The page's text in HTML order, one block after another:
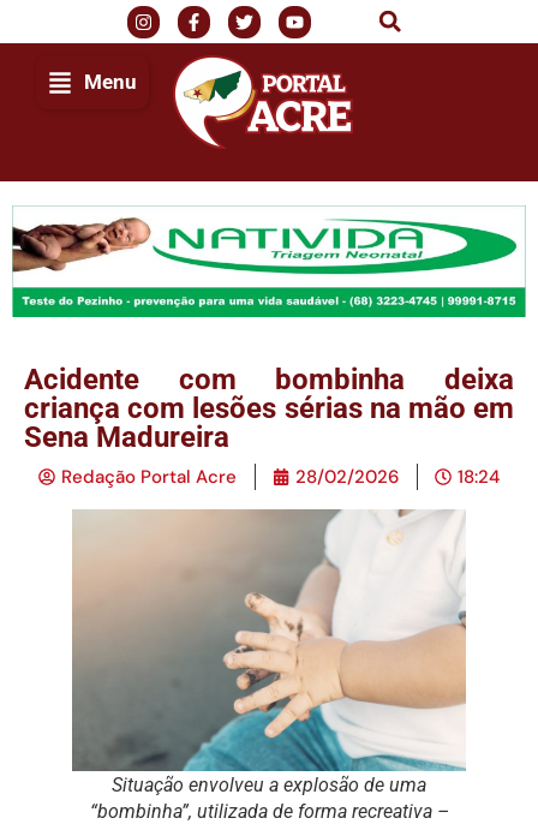
Menu
Acidente com bombinha deixa
criança com lesões sérias na mão em
Sena Madureira
Redação Portal Acre 28/02/2026 18:24
Situação envolveu a explosão de uma
“bombinha”, utilizada de forma recreativa –